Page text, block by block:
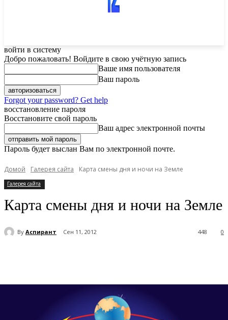
войти в систему
Добро пожаловать! Войдите в свою учётную запись
Ваше имя пользователя
Ваш пароль
Forgot your password? Get help
восстановление пароля
Восстановите свой пароль
Ваш адрес электронной почты
Пароль будет выслан Вам по электронной почте.
Домой Галерея сайта Карта смены дня и ночи на Земле
Галерея сайта
Карта смены дня и ночи на Земле
By Аспирант Сен 11, 2012 0
448